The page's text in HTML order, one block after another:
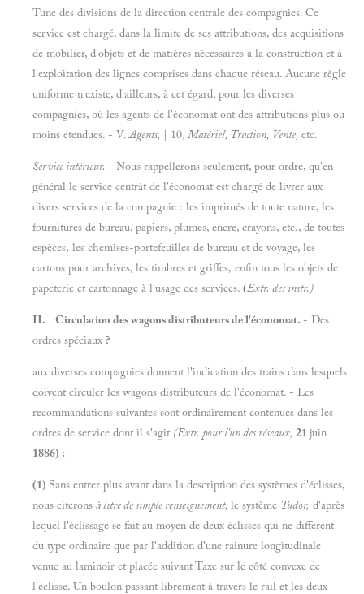
Tune des divisions de la direction centrale des compagnies. Ce
service est chargé, dans la limite de ses attributions, des acquisitions
de mobilier, d'objets et de matières nécessaires à la construction et à
l'exploitation des lignes comprises dans chaque réseau. Aucune règle
uniforme n'existe, d'ailleurs, à cet égard, pour les diverses
compagnies, où les agents de l'économat ont des attributions plus ou
moins étendues. - V.Agents, | 10, Matériel, Traction, Vente, etc.
Service intérieur. - Nous rappellerons seulement, pour ordre, qu'en
général le service centrât de l'économat est chargé de livrer aux
divers services de la compagnie : les imprimés de toute nature, les
fournitures de bureau, papiers, plumes, encre, crayons, etc., de toutes
espèces, les chemises-portefeuilles de bureau et de voyage, les
cartons pour archives, les timbres et griffes, enfin tous les objets de
papeterie et cartonnage à l'usage des services. (Extr. des instr.)
II. Circulation des wagons distributeurs de l'économat. - Des
ordres spéciaux ?
aux diverses compagnies donnent l'indication des trains dans lesquels
doivent circuler les wagons distributeurs de l'économat. - Les
recommandations suivantes sont ordinairement contenues dans les
ordres de service dont il s'agit (Extr. pour l'un des réseaux, 21 juin
1886) :
(1) Sans entrer plus avant dans la description des systèmes d'éclisses,
nous citerons àlitre de simple renseignement, le système Tudor, d'après
lequel l'éclissage se fait au moyen de deux éclisses qui ne diffèrent
du type ordinaire que par l'addition d'une rainure longitudinale
venue au laminoir et placée suivant Taxe sur le côté convexe de
l'éclisse. Un boulon passant librement à travers le rail et les deux